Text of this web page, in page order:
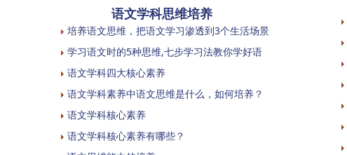
语文学科思维培养
培养语文思维，把语文学习渗透到3个生活场景
学习语文时的5种思维,七步学习法教你学好语
语文学科四大核心素养
语文学科素养中语文思维是什么，如何培养？
语文学科核心素养
语文学科核心素养有哪些？